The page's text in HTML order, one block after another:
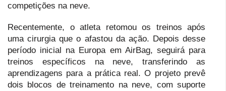
competições na neve.
Recentemente, o atleta retomou os treinos após
uma cirurgia que o afastou da ação. Depois desse
período inicial na Europa em AirBag, seguirá para
treinos específicos na neve, transferindo as
aprendizagens para a prática real. O projeto prevê
dois blocos de treinamento na neve, com suporte